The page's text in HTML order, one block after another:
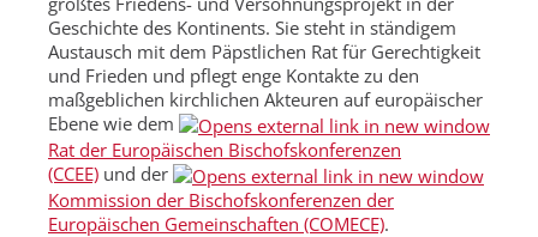
Geschichte des Kontinents. Sie steht in ständigem
Austausch mit dem Päpstlichen Rat für Gerechtigkeit
und Frieden und pflegt enge Kontakte zu den
maßgeblichen kirchlichen Akteuren auf europäischer
Ebene wie dem
Rat der Europäischen Bischofskonferenzen
(CCEE) und der
Kommission der Bischofskonferenzen der
Europäischen Gemeinschaften (COMECE).